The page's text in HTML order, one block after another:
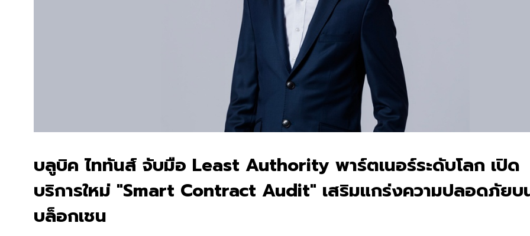
บลูบิค ไททันส์ จับมือ Least Authority พาร์ตเนอร์ระดับโลก เปิด
บริการใหม่ "Smart Contract Audit" เสริมแกร่งความปลอดภัยบ
บล็อกเชน